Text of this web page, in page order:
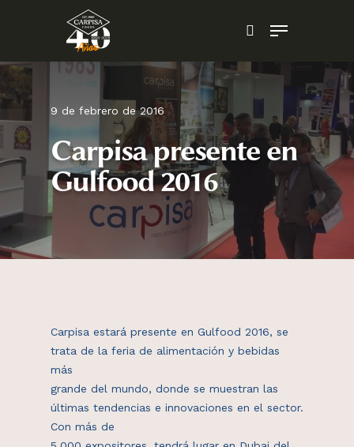
content
search
Menu
Carpisa presente en
Gulfood 2016
9 de febrero de 2016
Carpisa estará presente en Gulfood 2016, se
trata de la feria de alimentación y bebidas
más
grande del mundo, donde se muestran las
últimas tendencias e innovaciones en el sector.
Con más de